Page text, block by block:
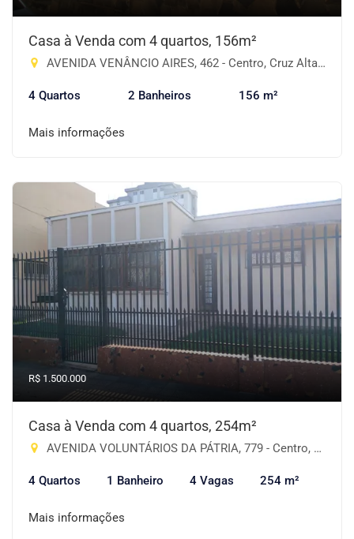
Casa à Venda com 4 quartos, 156m²
AVENIDA VENÂNCIO AIRES, 462 - Centro, Cruz Alta-RS
4 Quartos 2 Banheiros 156 m²
Mais informações
R$ 1.500.000
Casa à Venda com 4 quartos, 254m²
AVENIDA VOLUNTÁRIOS DA PÁTRIA, 779 - Centro, Cruz Alta-RS
4 Quartos 1 Banheiro 4 Vagas 254 m²
Mais informações